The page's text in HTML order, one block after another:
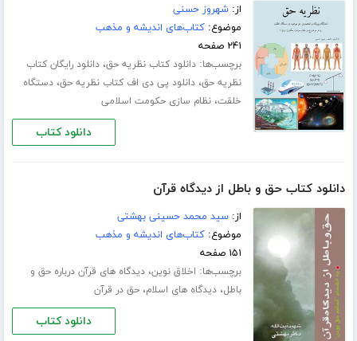
از:شهروز حسنی
موضوع:کتاب‌های اندیشه و مذهب
۲۴۱ صفحه
برچسب‌ها:دانلود کتاب نظریه حق،دانلود رایگان کتاب
نظریه حق،دانلود پی دی اف کتاب نظریه حق،دستگاه
خلقت،نظام سازی حکومت اسلامی
دانلود کتاب
دانلود کتاب حق و باطل از دیدگاه قرآن
از:سید محمد حسینی بهشتی
موضوع:کتاب‌های اندیشه و مذهب
۱۵۱ صفحه
برچسب‌ها: اخلاق نوین،دیدگاه های قرآن درباره حق و
باطل،دیدگاه های اسلام،حق در قرآن
دانلود کتاب